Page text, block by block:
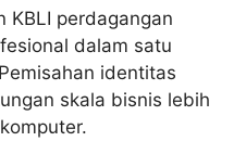
KBLI perdagangan
dalam satu
identitas
skala bisnis lebih